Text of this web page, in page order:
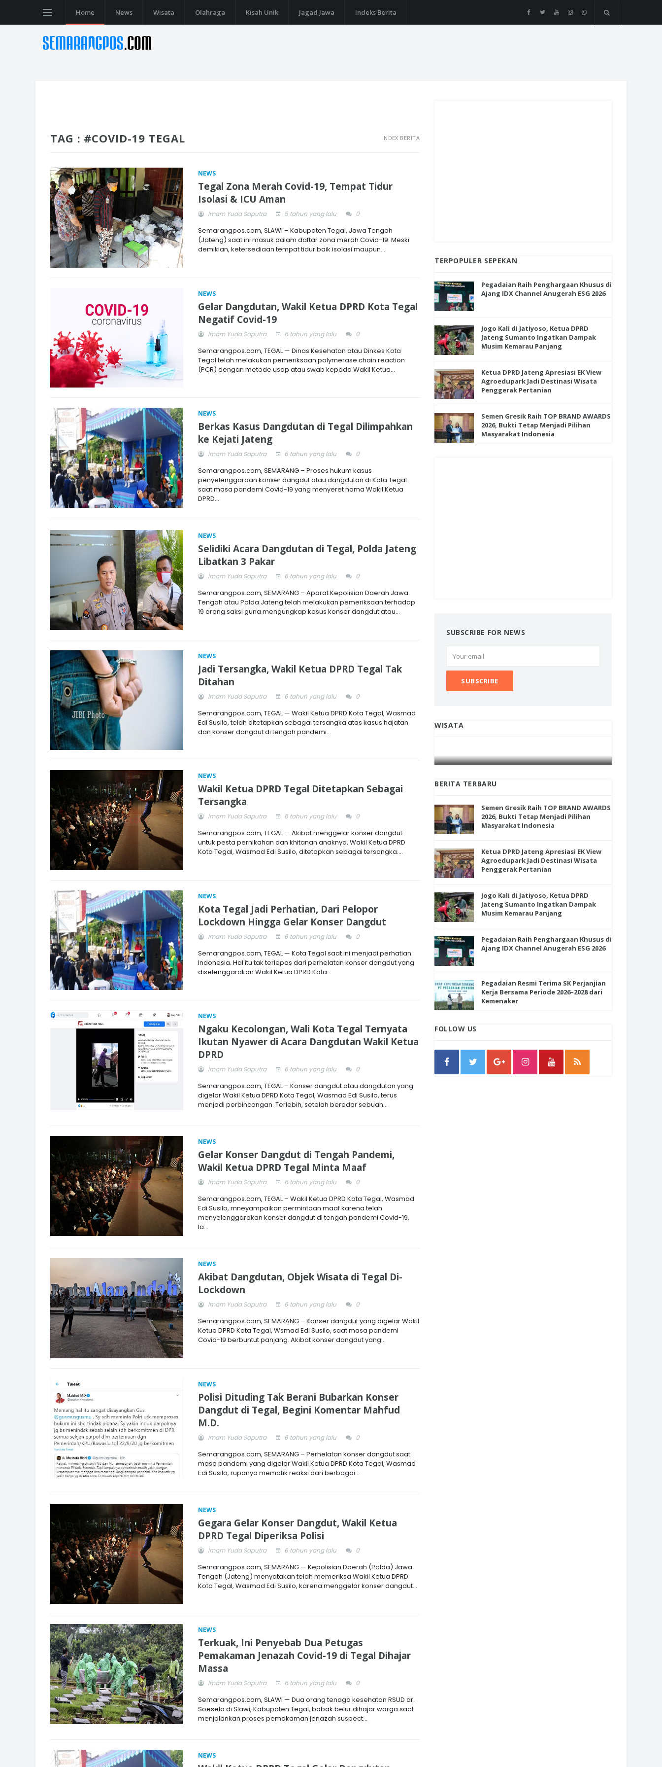
Home News Wisata Olahraga Kisah Unik Jagad Jawa Indeks Berita
TAG : #COVID-19 TEGAL INDEX BERITA
NEWS
Tegal Zona Merah Covid-19, Tempat Tidur
Isolasi & ICU Aman
Imam Yuda Saputra 5 tahun yang lalu 0
Semarangpos.com, SLAWI – Kabupaten Tegal, Jawa Tengah
(Jateng) saat ini masuk dalam daftar zona merah Covid-19. Meski
demikian, ketersediaan tempat tidur baik isolasi maupun...
NEWS
Gelar Dangdutan, Wakil Ketua DPRD Kota Tegal
Negatif Covid-19
Imam Yuda Saputra 6 tahun yang lalu 0
Semarangpos.com, TEGAL — Dinas Kesehatan atau Dinkes Kota
Tegal telah melakukan pemeriksaan polymerase chain reaction
(PCR) dengan metode usap atau swab kepada Wakil Ketua...
NEWS
Berkas Kasus Dangdutan di Tegal Dilimpahkan
ke Kejati Jateng
Imam Yuda Saputra 6 tahun yang lalu 0
Semarangpos.com, SEMARANG – Proses hukum kasus
penyelenggaraan konser dangdut atau dangdutan di Kota Tegal
saat masa pandemi Covid-19 yang menyeret nama Wakil Ketua
DPRD...
NEWS
Selidiki Acara Dangdutan di Tegal, Polda Jateng
Libatkan 3 Pakar
Imam Yuda Saputra 6 tahun yang lalu 0
Semarangpos.com, SEMARANG – Aparat Kepolisian Daerah Jawa
Tengah atau Polda Jateng telah melakukan pemeriksaan terhadap
19 orang saksi guna mengungkap kasus konser dangdut atau...
NEWS
Jadi Tersangka, Wakil Ketua DPRD Tegal Tak
Ditahan
Imam Yuda Saputra 6 tahun yang lalu 0
Semarangpos.com, TEGAL — Wakil Ketua DPRD Kota Tegal, Wasmad
Edi Susilo, telah ditetapkan sebagai tersangka atas kasus hajatan
dan konser dangdut di tengah pandemi...
NEWS
Wakil Ketua DPRD Tegal Ditetapkan Sebagai
Tersangka
Imam Yuda Saputra 6 tahun yang lalu 0
Semarangpos.com, TEGAL — Akibat menggelar konser dangdut
untuk pesta pernikahan dan khitanan anaknya, Wakil Ketua DPRD
Kota Tegal, Wasmad Edi Susilo, ditetapkan sebagai tersangka....
NEWS
Kota Tegal Jadi Perhatian, Dari Pelopor
Lockdown Hingga Gelar Konser Dangdut
Imam Yuda Saputra 6 tahun yang lalu 0
Semarangpos.com, TEGAL — Kota Tegal saat ini menjadi perhatian
Indonesia. Hal itu tak terlepas dari perhelatan konser dangdut yang
diselenggarakan Wakil Ketua DPRD Kota...
NEWS
Ngaku Kecolongan, Wali Kota Tegal Ternyata
Ikutan Nyawer di Acara Dangdutan Wakil Ketua
DPRD
Imam Yuda Saputra 6 tahun yang lalu 0
Semarangpos.com, TEGAL – Konser dangdut atau dangdutan yang
digelar Wakil Ketua DPRD Kota Tegal, Wasmad Edi Susilo, terus
menjadi perbincangan. Terlebih, setelah beredar sebuah...
NEWS
Gelar Konser Dangdut di Tengah Pandemi,
Wakil Ketua DPRD Tegal Minta Maaf
Imam Yuda Saputra 6 tahun yang lalu 0
Semarangpos.com, TEGAL – Wakil Ketua DPRD Kota Tegal, Wasmad
Edi Susilo, mneyampaikan permintaan maaf karena telah
menyelenggarakan konser dangdut di tengah pandemi Covid-19.
Ia...
NEWS
Akibat Dangdutan, Objek Wisata di Tegal Di-
Lockdown
Imam Yuda Saputra 6 tahun yang lalu 0
Semarangpos.com, SEMARANG – Konser dangdut yang digelar Wakil
Ketua DPRD Kota Tegal, Wsmad Edi Susilo, saat masa pandemi
Covid-19 berbuntut panjang. Akibat konser dangdut yang...
NEWS
Polisi Dituding Tak Berani Bubarkan Konser
Dangdut di Tegal, Begini Komentar Mahfud
M.D.
Imam Yuda Saputra 6 tahun yang lalu 0
Semarangpos.com, SEMARANG – Perhelatan konser dangdut saat
masa pandemi yang digelar Wakil Ketua DPRD Kota Tegal, Wasmad
Edi Susilo, rupanya mematik reaksi dari berbagai...
NEWS
Gegara Gelar Konser Dangdut, Wakil Ketua
DPRD Tegal Diperiksa Polisi
Imam Yuda Saputra 6 tahun yang lalu 0
Semarangpos.com, SEMARANG — Kepolisian Daerah (Polda) Jawa
Tengah (Jateng) menyatakan telah memeriksa Wakil Ketua DPRD
Kota Tegal, Wasmad Edi Susilo, karena menggelar konser dangdut...
NEWS
Terkuak, Ini Penyebab Dua Petugas
Pemakaman Jenazah Covid-19 di Tegal Dihajar
Massa
Imam Yuda Saputra 6 tahun yang lalu 0
Semarangpos.com, SLAWI — Dua orang tenaga kesehatan RSUD dr.
Soeselo di Slawi, Kabupaten Tegal, babak belur dihajar warga saat
menjalankan proses pemakaman jenazah suspect...
NEWS
TERPOPULER SEPEKAN
Pegadaian Raih Penghargaan Khusus di
Ajang IDX Channel Anugerah ESG 2026
Jogo Kali di Jatiyoso, Ketua DPRD
Jateng Sumanto Ingatkan Dampak
Musim Kemarau Panjang
Ketua DPRD Jateng Apresiasi EK View
Agroedupark Jadi Destinasi Wisata
Penggerak Pertanian
Semen Gresik Raih TOP BRAND AWARDS
2026, Bukti Tetap Menjadi Pilihan
Masyarakat Indonesia
SUBSCRIBE FOR NEWS
WISATA
INI CARA UMAT KRISTIANI SALATIGA
JAGA KERUKUNAN SAMBUT NATAL
INI CARA UMAT KRISTIANI SALATIGA
BERITA TERBARU
Semen Gresik Raih TOP BRAND AWARDS
2026, Bukti Tetap Menjadi Pilihan
Masyarakat Indonesia
Ketua DPRD Jateng Apresiasi EK View
Agroedupark Jadi Destinasi Wisata
Penggerak Pertanian
Jogo Kali di Jatiyoso, Ketua DPRD
Jateng Sumanto Ingatkan Dampak
Musim Kemarau Panjang
Pegadaian Raih Penghargaan Khusus di
Ajang IDX Channel Anugerah ESG 2026
Pegadaian Resmi Terima SK Perjanjian
Kerja Bersama Periode 2026–2028 dari
Kemenaker
FOLLOW US